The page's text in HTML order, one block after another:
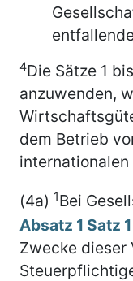
4Die Sätze 1
anzuwenden,
dem Betrieb
(4a) 1Bei
Absatz 1 Satz
Zwecke dieser